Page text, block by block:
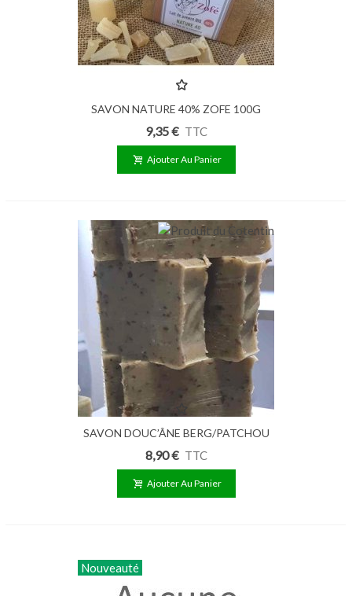
SAVON NATURE 40% ZOFE 100G
9,35 € TTC
Ajouter Au Panier
SAVON DOUC’ÂNE BERG/PATCHOU
100G
8,90 € TTC
Ajouter Au Panier
Nouveauté